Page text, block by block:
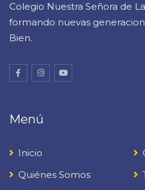
Colegio Nuestra Señora de
formando nuevas
Bien.
Menú
Inicio
Quiénes Somos